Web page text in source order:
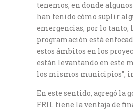
tenemos, en donde
han tenido cómo suplir
emergencias, por lo tanto,
programación está
estos ámbitos en los
están levantando en este
los mismos municipios”,
En este sentido, agregó la
FRIL tiene la ventaja de